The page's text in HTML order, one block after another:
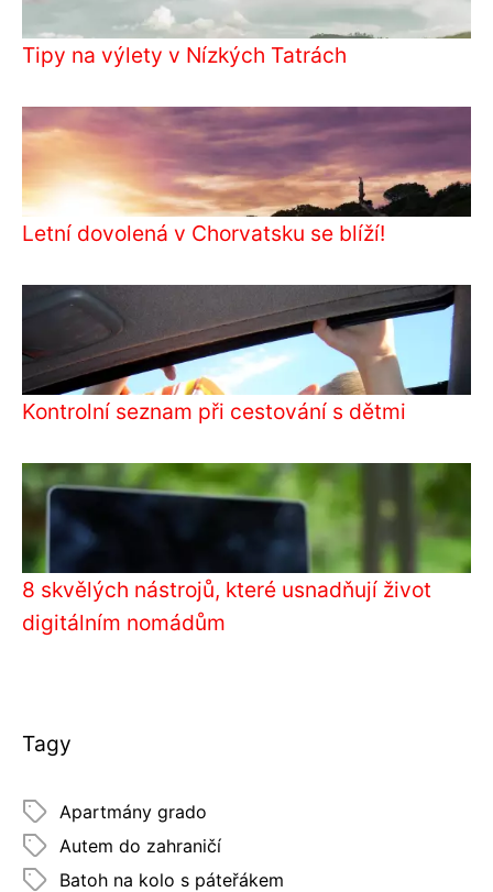
Tipy na výlety v Nízkých Tatrách
Letní dovolená v Chorvatsku se blíží!
Kontrolní seznam při cestování s dětmi
8 skvělých nástrojů, které usnadňují život
digitálním nomádům
Tagy
Apartmány grado
Autem do zahraničí
Batoh na kolo s páteřákem